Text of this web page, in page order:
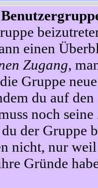
einen
Zugang,
Gruppe
du auf
noch
der Gruppe
nicht, nur
Gründe